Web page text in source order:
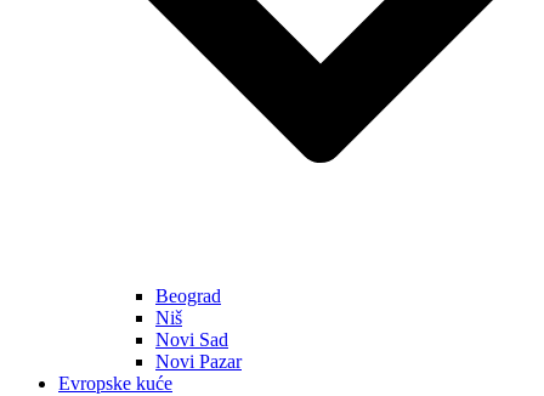
Beograd
Niš
Novi Sad
Novi Pazar
Evropske kuće